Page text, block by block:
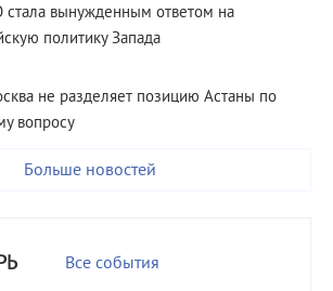
стала вынужденным ответом на
политику Запада
не разделяет позицию Астаны по
вопросу
Больше новостей
Все события